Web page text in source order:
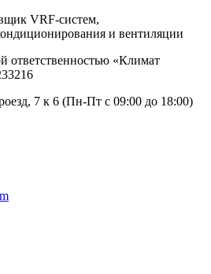
VRF-cистем,
и вентиляции
ответственностью «Климат
7 к 6 (Пн-Пт с 09:00 до 18:00)